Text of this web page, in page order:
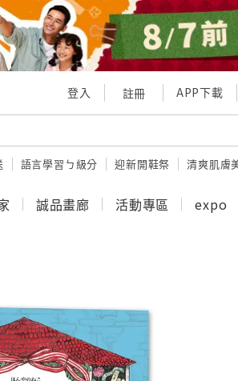
登入 註冊 APP下載
語言學習ㄅ級分 迎新開鞋祭 清爽肌膚
誠品畫廊 活動專區 expo